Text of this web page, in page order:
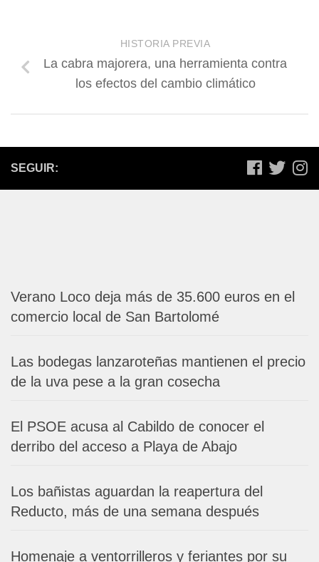
HISTORIA PREVIA
La cabra majorera, una herramienta contra
los efectos del cambio climático
SEGUIR:
Verano Loco deja más de 35.600 euros en el
comercio local de San Bartolomé
Las bodegas lanzaroteñas mantienen el precio
de la uva pese a la gran cosecha
El PSOE acusa al Cabildo de conocer el
derribo del acceso a Playa de Abajo
Los bañistas aguardan la reapertura del
Reducto, más de una semana después
Homenaje a ventorrilleros y feriantes por su